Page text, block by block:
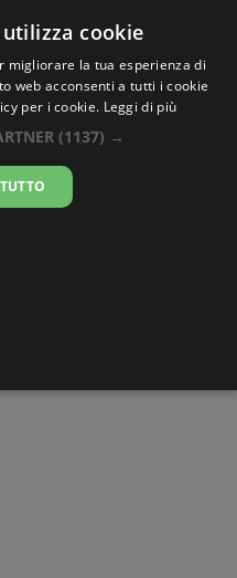
.co
Marneuli
cookie
migliorare la tua esperienza di
web acconsenti a tutti i cookie
per i cookie. Leggi di più
(1137) →